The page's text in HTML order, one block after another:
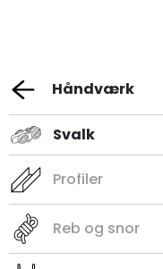
Håndværk
Svalk
Profiler
Reb og snor